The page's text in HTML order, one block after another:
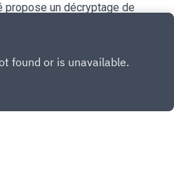
propose un décryptage de